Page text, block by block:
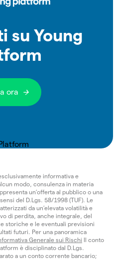
su Young
ora
informativa e
modo, consulenza in materia
un’offerta al pubblico o una
del D.Lgs. 58/1998 (TUF). Le
da un’elevata volatilità e
di perdita, anche integrale, del
storiche e le eventuali previsioni
futuri. Per una panoramica
Generale sui Rischi Il conto
è disciplinato dal D.Lgs.
a un conto corrente bancario;